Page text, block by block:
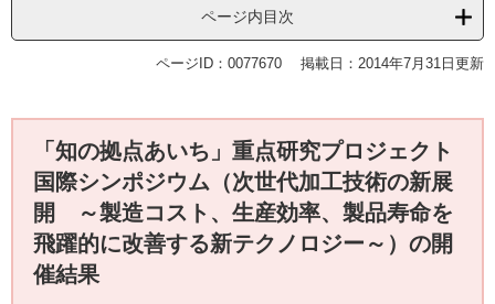
ページ内目次
ページID：0077670 掲載日：2014年7月31日更新
「知の拠点あいち」重点研究プロジェクト
国際シンポジウム（次世代加工技術の新展
開 ～製造コスト、生産効率、製品寿命を
飛躍的に改善する新テクノロジー～）の開
催結果